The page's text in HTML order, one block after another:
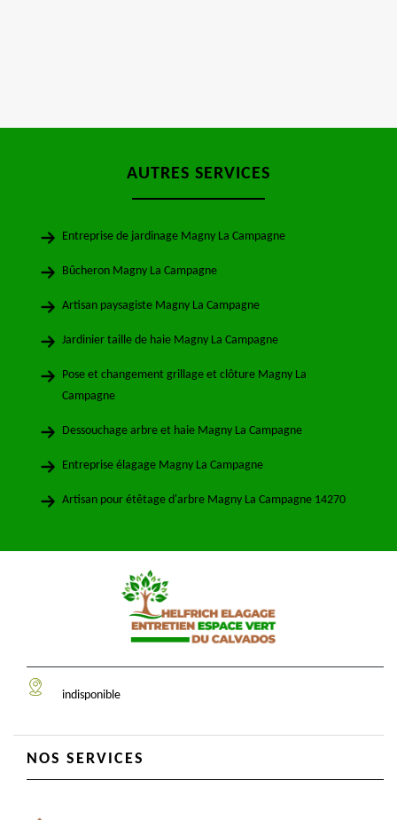
AUTRES SERVICES
Entreprise de jardinage Magny La Campagne
Bûcheron Magny La Campagne
Artisan paysagiste Magny La Campagne
Jardinier taille de haie Magny La Campagne
Pose et changement grillage et clôture Magny La
Campagne
Dessouchage arbre et haie Magny La Campagne
Entreprise élagage Magny La Campagne
Artisan pour étêtage d'arbre Magny La Campagne 14270
indisponible
NOS SERVICES